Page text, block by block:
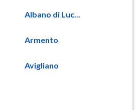
Albano di Luc...
Armento
Avigliano